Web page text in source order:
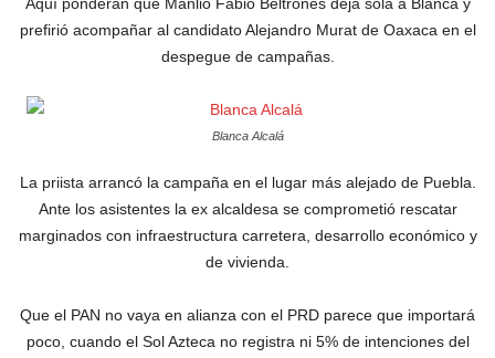
prefirió acompañar al candidato Alejandro Murat de Oaxaca en el
despegue de campañas.
Blanca Alcalá
La priista arrancó la campaña en el lugar más alejado de Puebla.
Ante los asistentes la ex alcaldesa se comprometió rescatar
marginados con infraestructura carretera, desarrollo económico y
de vivienda.
Que el PAN no vaya en alianza con el PRD parece que importará
poco, cuando el Sol Azteca no registra ni 5% de intenciones del